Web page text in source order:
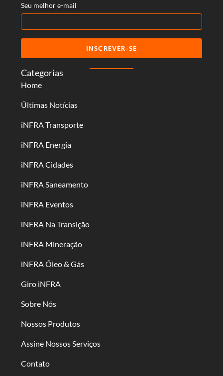
Categorias
Home
Últimas Notícias
iNFRA Transporte
iNFRA Energia
iNFRA Cidades
iNFRA Saneamento
iNFRA Eventos
iNFRA Na Transição
iNFRA Mineração
iNFRA Óleo & Gás
Giro iNFRA
Sobre Nós
Nossos Produtos
Assine Nossos Serviços
Contato
Seu melhor e-mail
INSCREVER-SE